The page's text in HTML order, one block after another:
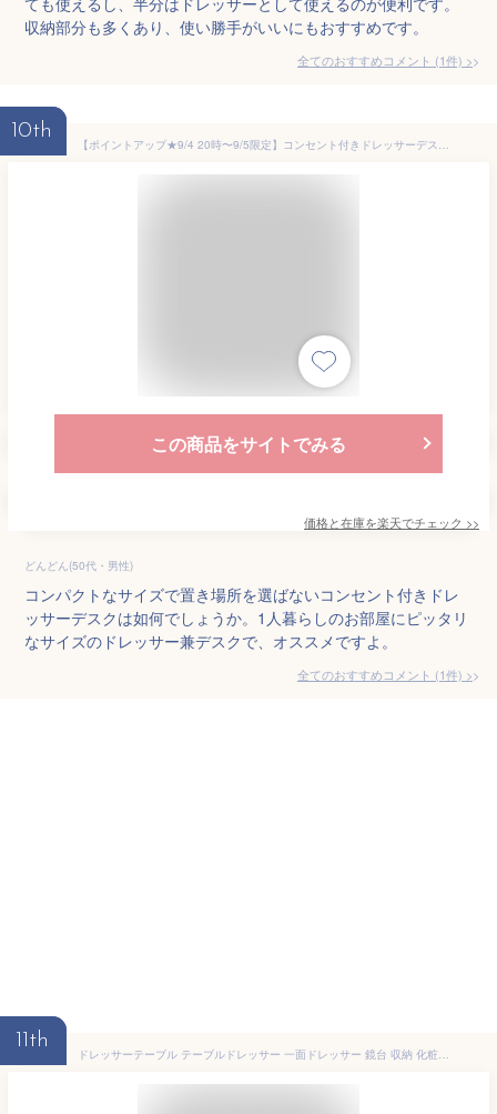
収納部分も多くあり、使い勝手がいいにもおすすめです。
全てのおすすめコメント (1件) >
10th
【ポイントアップ★9/4 20時〜9/5限定】コンセント付きドレッサーデスクSET 幅50cm(ドレッサー デスク 兼用 スツール付き テーブル 化粧台 コンパクト おしゃれ 鏡台 ミラー 収納 一面鏡 ドレッサーデスク ドレッサーテーブル コンセント
この商品をサイトでみる
価格と在庫を楽天でチェック >>
どんどん(50代・男性)
コンパクトなサイズで置き場所を選ばないコンセント付きドレ
ッサーデスクは如何でしょうか。1人暮らしのお部屋にピッタリ
なサイズのドレッサー兼デスクで、オススメですよ。
全てのおすすめコメント (1件) >
11th
ドレッサーテーブル テーブルドレッサー 一面ドレッサー 鏡台 収納 化粧台 メイク台 ドレッサーテーブル 机 メイク用品収納 収納 コンパクト 省スペース 引き出し ミラー 木目調 北欧 韓国 おしゃれ シンプル 一人暮らし【D】